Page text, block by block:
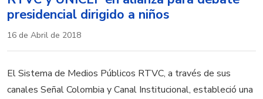
presidencial dirigido a niños
16 de Abril de 2018
El Sistema de Medios Públicos RTVC, a través de sus
canales Señal Colombia y Canal Institucional, estableció una